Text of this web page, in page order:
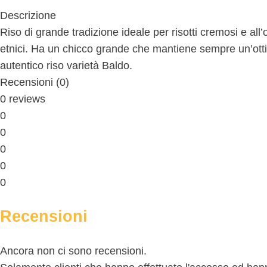
Descrizione
Riso di grande tradizione ideale per risotti cremosi e
etnici. Ha un chicco grande che mantiene sempre
autentico riso varietà Baldo.
Recensioni (0)
0 reviews
0
0
0
0
0
Recensioni
Ancora non ci sono recensioni.